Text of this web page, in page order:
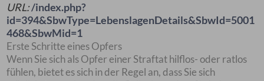
URL:/index.php?
id=394&SbwType=LebenslagenDetails&SbwId=5001
468&SbwMid=1
Erste Schritte eines Opfers
Wenn Sie sich als Opfer einer Straftat hilflos- oder ratlos
fühlen, bietet es sich in der Regel an, dass Sie sich